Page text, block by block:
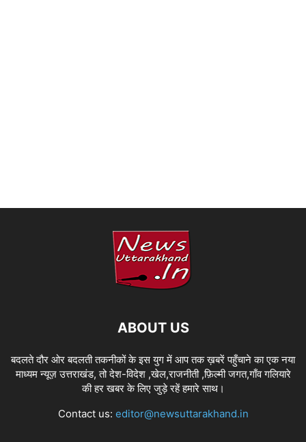
ABOUT US
बदलते दौर ओर बदलती तकनीकों के इस युग में आप तक ख़बरें पहुँचाने का एक नया
माध्यम न्यूज़ उत्तराखंड, तो देश-विदेश ,खेल,राजनीती ,फ़िल्मी जगत,गाँव गलियारे
की हर खबर के लिए जुड़े रहें हमारे साथ।
Contact us: editor@newsuttarakhand.in